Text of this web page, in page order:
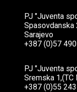
PJ "Juventa
Spasovdanska
Sarajevo
+387 (0)57
PJ "Juventa
Sremska 1,(TC
+387 (0)55